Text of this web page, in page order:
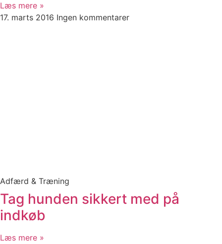
Læs mere »
17. marts 2016 Ingen kommentarer
Adfærd & Træning
Tag hunden sikkert med på
indkøb
Læs mere »